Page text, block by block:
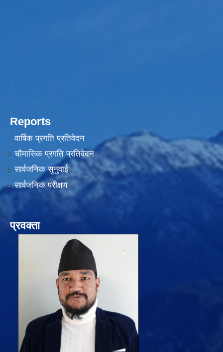
Reports
वार्षिक प्रगति प्रतिवेदन
चौमासिक प्रगति प्रतिवेदन
सार्वजनिक सुनुवाई
सार्वजनिक परीक्षण
प्रवक्ता